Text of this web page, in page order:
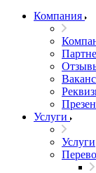
Компания
Услуги
Услуги